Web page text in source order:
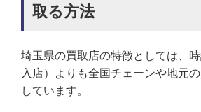
取る方法
埼玉県の買取店の特徴としては、
入店）よりも全国チェーンや地元
しています。